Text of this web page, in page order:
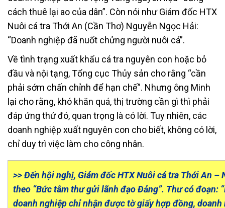
cách thuê lại ao của dân”. Còn nói như Giám đốc HTX
Nuôi cá tra Thới An (Cần Thơ) Nguyễn Ngọc Hải:
“Doanh nghiệp đã nuốt chửng người nuôi cá”.
Về tình trạng xuất khẩu cá tra nguyên con hoặc bỏ
đầu và nội tạng, Tổng cục Thủy sản cho rằng “cần
phải sớm chấn chỉnh để hạn chế”. Nhưng ông Minh
lại cho rằng, khó khăn quá, thị trường cần gì thì phải
đáp ứng thứ đó, quan trọng là có lời. Tuy nhiên, các
doanh nghiệp xuất nguyên con cho biết, không có lời,
chỉ duy trì việc làm cho công nhân.
>> Đến hội nghị, Giám đốc HTX Nuôi cá tra Thới An –
theo “Bức tâm thư gửi lãnh đạo Đảng”. Thư có đoạn:
doanh nghiệp chỉ nhận được tờ giấy hợp đồng,